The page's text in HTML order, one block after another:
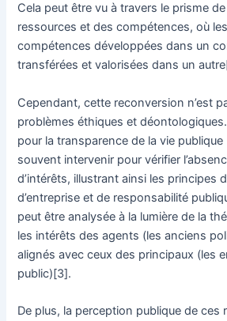
Cela peut être vu à travers le prisme
ressources et des compétences, où
compétences développées dans un
transférées et valorisées dans un
Cependant, cette reconversion n’est
problèmes éthiques et
pour la transparence de la vie publique
souvent intervenir pour vérifier
d’intérêts, illustrant ainsi les principes
d’entreprise et de responsabilité
peut être analysée à la lumière de la
les intérêts des agents (les anciens
alignés avec ceux des principaux (les
public)[3].
De plus, la perception publique de ces